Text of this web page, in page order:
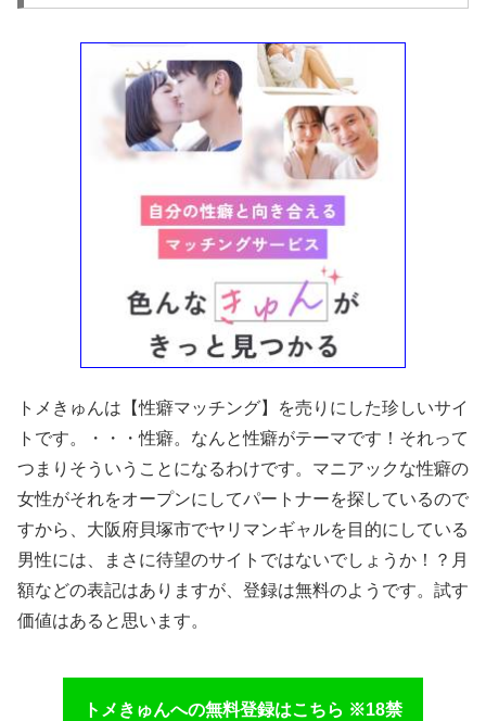
トメきゅんは【性癖マッチング】を売りにした珍しいサイ
トです。・・・性癖。なんと性癖がテーマです！それって
つまりそういうことになるわけです。マニアックな性癖の
女性がそれをオープンにしてパートナーを探しているので
すから、大阪府貝塚市でヤリマンギャルを目的にしている
男性には、まさに待望のサイトではないでしょうか！？月
額などの表記はありますが、登録は無料のようです。試す
価値はあると思います。
トメきゅんへの無料登録はこちら ※18禁